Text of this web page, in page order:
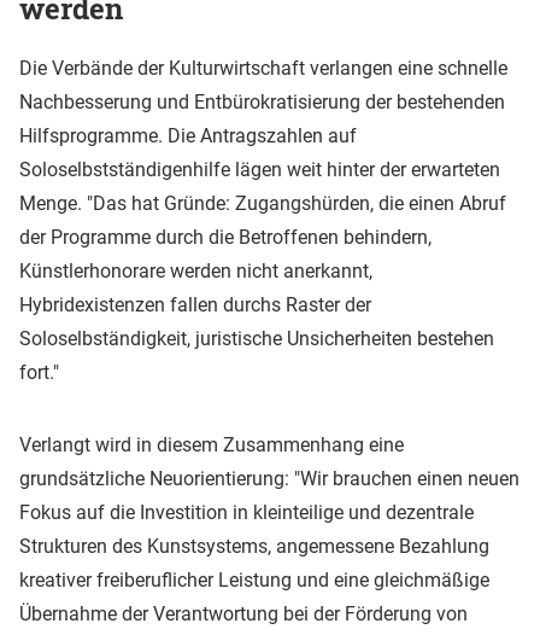
werden
Die Verbände der Kulturwirtschaft verlangen eine schnelle
Nachbesserung und Entbürokratisierung der bestehenden
Hilfsprogramme. Die Antragszahlen auf
Soloselbstständigenhilfe lägen weit hinter der erwarteten
Menge. "Das hat Gründe: Zugangshürden, die einen Abruf
der Programme durch die Betroffenen behindern,
Künstlerhonorare werden nicht anerkannt,
Hybridexistenzen fallen durchs Raster der
Soloselbständigkeit, juristische Unsicherheiten bestehen
fort."
Verlangt wird in diesem Zusammenhang eine
grundsätzliche Neuorientierung: "Wir brauchen einen neuen
Fokus auf die Investition in kleinteilige und dezentrale
Strukturen des Kunstsystems, angemessene Bezahlung
kreativer freiberuflicher Leistung und eine gleichmäßige
Übernahme der Verantwortung bei der Förderung von